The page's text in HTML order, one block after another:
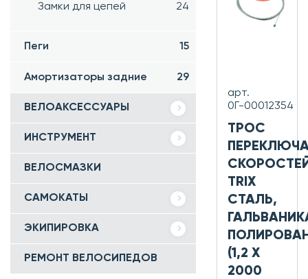
Замки для цепей
24
Пеги 15
Амортизаторы задние 29
ВЕЛОАКСЕССУАРЫ
ИНСТРУМЕНТ
ВЕЛОСМАЗКИ
САМОКАТЫ
ЭКИПИРОВКА
РЕМОНТ ВЕЛОСИПЕДОВ
арт.
0Г-00012354
ТРОС
TRIX
СТАЛЬ,
(1,2 X
2000